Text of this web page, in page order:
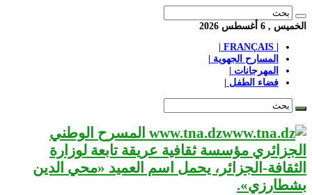
الخميس , 6 أغسطس 2026
المسارح الجهوية |
المهرجانات |
فضاء الطفل |
www.tna.dz المسرح الوطني
الجزائري مؤسسة ثقافية عريقة تابعة لوزارة
الثقافة-الجزائر، يحمل اسم العميد «محي الدين
بشطارزي».